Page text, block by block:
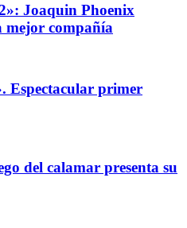
Joaquin Phoenix
mejor compañía
Espectacular primer
del calamar presenta su